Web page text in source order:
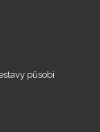
působí